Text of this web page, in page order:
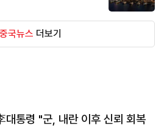
중국뉴스 더보기
대통령 "군, 내란 이후 신뢰 회복